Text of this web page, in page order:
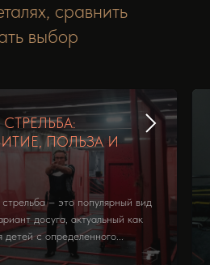
сравнить
выбор
ПОЛЬЗА И
– это популярный вид
досуга, актуальный как
детей с определенного...